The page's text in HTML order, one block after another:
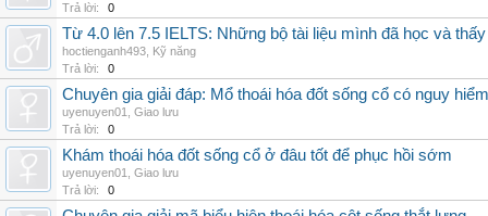
Trả lời:
0
Từ 4.0 lên 7.5 IELTS: Những bộ tài liệu mình đã học và
hoctienganh493 Kỹ năng
Trả lời:
0
Chuyên gia giải đáp: Mổ thoái hóa đốt sống cổ có nguy
uyenuyen01
Giao lưu
Trả lời:
0
Khám thoái hóa đốt sống cổ ở đâu tốt để phục hồi sớm
uyenuyen01
Giao lưu
Trả lời:
0